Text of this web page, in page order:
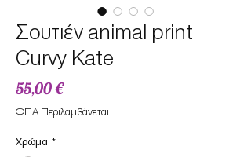
Σουτιέν animal print
Curvy Kate
55,00 €Τιμή
ΦΠΑ Περιλαμβάνεται
Χρώμα *